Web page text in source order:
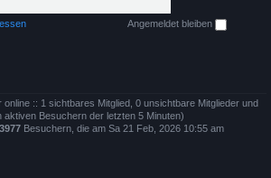
Angemeldet bleiben
online :: 1 sichtbares Mitglied, 0 unsichtbare Mitglieder und
Besuchern der letzten 5 Minuten)
3977 Besuchern, die am Sa 21 Feb, 2026 10:55 am